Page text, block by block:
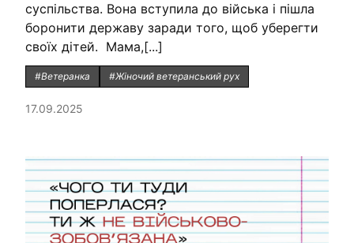
суспільства. Вона вступила до війська і пішла
боронити державу заради того, щоб уберегти
своїх дітей. Мама,[...]
#Ветеранка #Жіночий ветеранський рух
17.09.2025